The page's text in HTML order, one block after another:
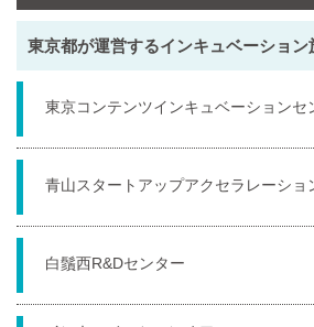
東京都が運営するインキュベーション
東京コンテンツインキュベーションセ
青山スタートアップアクセラレーショ
白鬚西R&Dセンター